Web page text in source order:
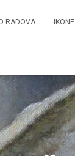
RADOVA IKONE